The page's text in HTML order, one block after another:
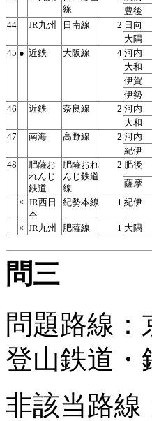
線
豊後
44
JR九州 日南線 2 日向
大隅
45 ● 近鉄 大阪線 4 河内
大和
伊賀
伊勢
46
近鉄 奈良線 2 河内
大和
47
南海 高野線 2 河内
紀伊
48
肥薩お
れんじ
鉄道
肥薩おれ
んじ鉄道
線
2 肥後
薩摩
× JR西日
本
紀勢本線 1 紀伊
× JR九州 肥薩線 1 大隅
問三
問題路線
登山鉄道・
非該当路線